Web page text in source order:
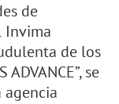
de
Invima
de los
ADVANCE”, se